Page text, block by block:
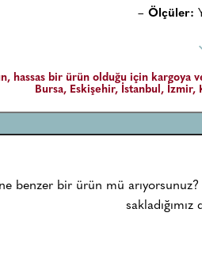
–Ölçüler:
hassas bir ürün olduğu için kargoya
Bursa, Eskişehir, İstanbul,
benzer bir ürün mü arıyorsunuz?